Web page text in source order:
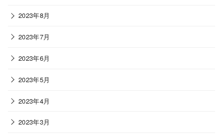
2023年8月
2023年7月
2023年6月
2023年5月
2023年4月
2023年3月